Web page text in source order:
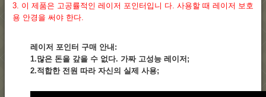
3. 이 제품은 고공률적인 레이저 포인터입니 다. 사용할 때 레이저 보호
용 안경을 써야 한다.
레이저 포인터 구매 안내:
1.많은 돈을 갚을 수 없다. 가짜 고성능 레이저;
2.적합한 전원 따라 자신의 실제 사용;